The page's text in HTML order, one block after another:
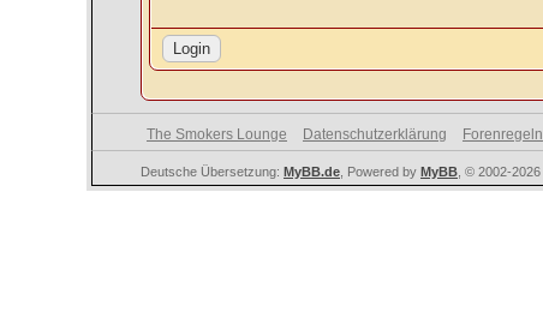
The Smokers Lounge Datenschutzerklärung Forenregeln
Deutsche Übersetzung: MyBB.de , Powered by MyBB , © 2002-2026